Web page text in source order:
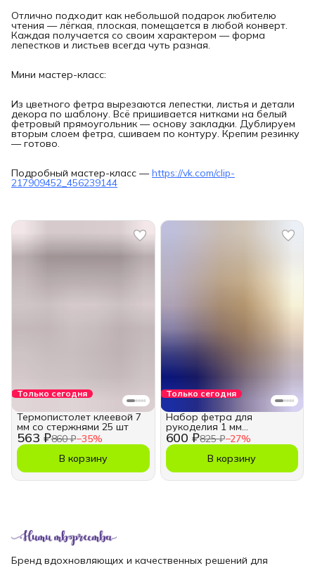
Отлично подходит как небольшой подарок любителю
чтения — лёгкая, плоская, помещается в любой конверт.
Каждая получается со своим характером — форма
лепестков и листьев всегда чуть разная.
Мини мастер-класс:
Из цветного фетра вырезаются лепестки, листья и детали
декора по шаблону. Всё пришивается нитками на белый
фетровый прямоугольник — основу закладки. Дублируем
вторым слоем фетра, сшиваем по контуру. Крепим резинку
— готово.
Подробный мастер-класс —https://vk.com/clip-
217909452_456239144
Только сегодня
563 ₽860 ₽−35%
Термопистолет клеевой 7
мм со стержнями 25 шт
В корзину
Только сегодня
600 ₽825 ₽−27%
Набор фетра для
рукоделия 1 мм
насыщенный цвет
В корзину
Бренд вдохновляющих и качественных решений для